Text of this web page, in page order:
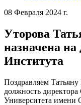
08 Февраля 2024 г.
Уторова
назначена на
Института
Поздравляем
должность
Университета